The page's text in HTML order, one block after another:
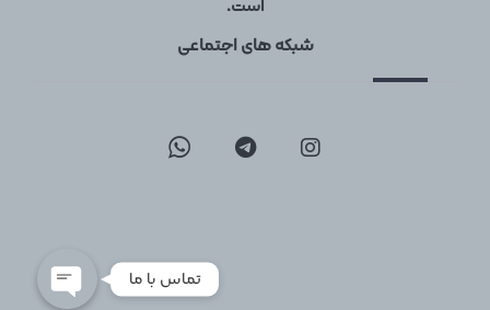
است.
شبکه های اجتماعی
تماس با ما